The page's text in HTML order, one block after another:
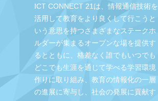
ICT CONNECT 21は、情報通信技術を
活用して教育をより良くして行こうと
いう意思を持つさまざまなステークホ
ルダーが集まるオープンな場を提供す
るとともに、格差なく誰でもいつでも
どこでも生涯を通じて学べる学習環境
作りに取り組み、教育の情報化の一層
の進展に寄与し、社会の発展に貢献す